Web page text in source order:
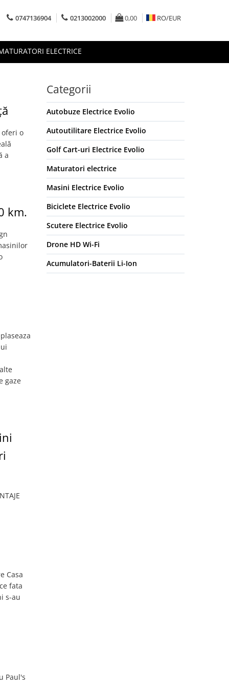
0747136904 0213002000 0,00 RO/EUR
ELECTRICE
o
a
km.
gaze
Casa
fata
s-au
Paul's
Categorii
Autobuze Electrice Evolio
Autoutilitare Electrice Evolio
Golf Cart-uri Electrice Evolio
Maturatori electrice
Masini Electrice Evolio
Biciclete Electrice Evolio
Scutere Electrice Evolio
Drone HD Wi-Fi
Acumulatori-Baterii Li-Ion